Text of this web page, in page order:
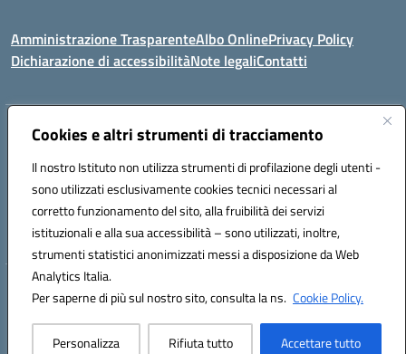
Cookies e altri strumenti di tracciamento
Il nostro Istituto non utilizza strumenti di profilazione degli utenti -
sono utilizzati esclusivamente cookies tecnici necessari al
corretto funzionamento del sito, alla fruibilità dei servizi
istituzionali e alla sua accessibilità – sono utilizzati, inoltre,
strumenti statistici anonimizzati messi a disposizione da Web
Analytics Italia.
Per saperne di più sul nostro sito, consulta la ns. Cookie Policy.
Personalizza Rifiuta tutto Accettare tutto
Amministrazione TrasparenteAlbo OnlinePrivacy Policy
Dichiarazione di accessibilitàNote legaliContatti
Indirizzo:C/da Santa Maria, s.n.c. – 91013 Calatafimi Segesta (TP)
Posta elettronica certificata (PEC):TPIC81300B@pec.istruzione.it
Codice fiscale: 80004430817
Codice meccanografico: TPIC81300B
Hosting & Powered by 3D Solution S.r.l.
Concept & Design by Designers Italia